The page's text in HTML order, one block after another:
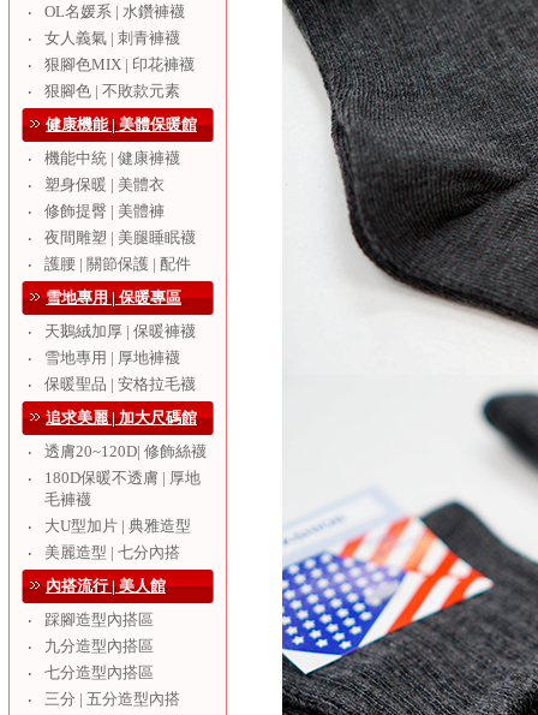
‧
OL名媛系 | 水鑽褲襪
‧
女人義氣 | 刺青褲襪
‧
狠腳色MIX | 印花褲襪
‧
狠腳色 | 不敗款元素
健康機能 | 美體保暖館
‧
機能中統 | 健康褲襪
‧
塑身保暖 | 美體衣
‧
修飾提臀 | 美體褲
‧
夜間雕塑 | 美腿睡眠襪
‧
護腰 | 關節保護 | 配件
雪地專用 | 保暖專區
‧
天鵝絨加厚 | 保暖褲襪
‧
雪地專用 | 厚地褲襪
‧
保暖聖品 | 安格拉毛襪
追求美麗 | 加大尺碼館
‧
透膚20~120D| 修飾絲襪
‧
180D保暖不透膚 | 厚地
毛褲襪
‧
大U型加片 | 典雅造型
‧
美麗造型 | 七分內搭
內搭流行 | 美人館
‧
踩腳造型內搭區
‧
九分造型內搭區
‧
七分造型內搭區
‧
三分 | 五分造型內搭